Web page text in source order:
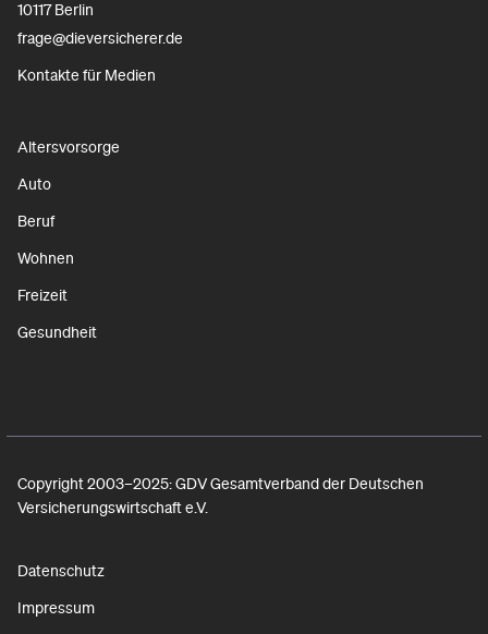
10117 Berlin
frage@dieversicherer.de
Kontakte für Medien
Altersvorsorge
Auto
Beruf
Wohnen
Freizeit
Gesundheit
Copyright 2003–2025: GDV Gesamtverband der Deutschen
Versicherungswirtschaft e.V.
Datenschutz
Impressum